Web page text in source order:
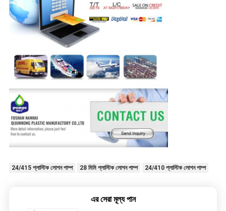
24/415 প্লাস্টিক লোশন পাম্প 28 মিমি প্লাস্টিক লোশন পাম্প 24/410 প্লাস্টিক লোশন পাম্প
এর সেরা মূল্য পান